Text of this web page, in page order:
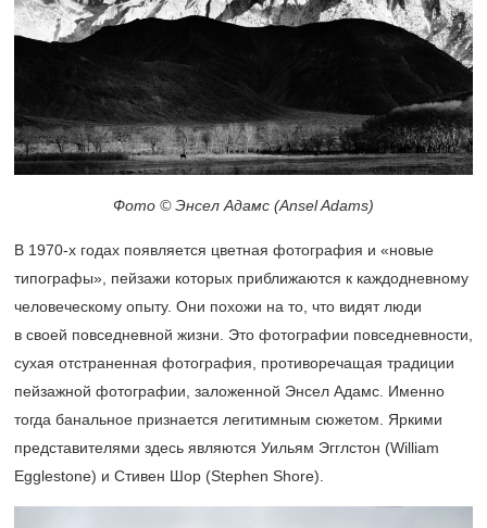
Фото © Энсел Адамс (Ansel Adams)
В 1970-х годах появляется цветная фотография и «новые
типографы», пейзажи которых приближаются к каждодневному
человеческому опыту. Они похожи на то, что видят люди
в своей повседневной жизни. Это фотографии повседневности,
сухая отстраненная фотография, противоречащая традиции
пейзажной фотографии, заложенной Энсел Адамс. Именно
тогда банальное признается легитимным сюжетом. Яркими
представителями здесь являются Уильям Эгглстон (William
Egglestone) и Стивен Шор (Stephen Shore).